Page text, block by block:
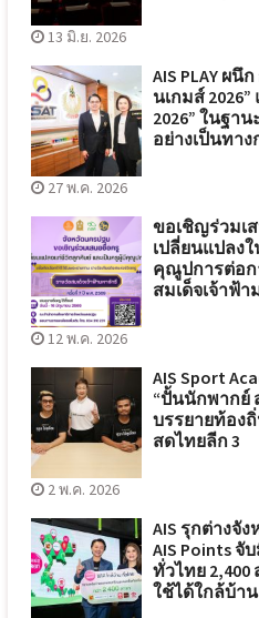
13 มิ.ย. 2026
AIS PLAY ผนึ
นเกมส์
2026” ในฐา
อย่างเป็นทาง
27 พ.ค. 2026
ขอเชิญร่วมเ
เปลี่ยนแปลง
คุณูปการต่อก
สมเด็จเจ้าฟ้
12 พ.ค. 2026
AIS Sport
“ปั้นนักพากย์
บรรยายท้อง
สดไทยลีก 3
2 พ.ค. 2026
AIS รุกต่างจั
AIS Points
ทั่วไทย
ใช้ได้ใกล้บ้าน